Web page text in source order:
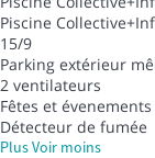
Piscine
15/9
Parking extérieur
2 ventilateurs
Fêtes et
Détecteur de fumée
PlusVoir moins